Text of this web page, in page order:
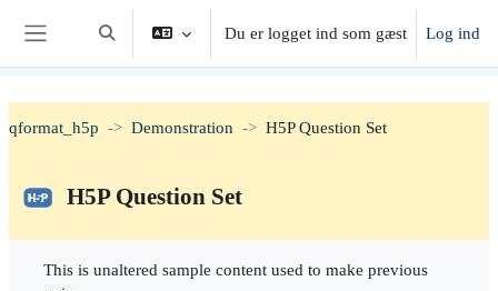
Gå til hovedindhold
Skift søgeindput
Du er logget ind som gæst Log ind
qformat_h5p Demonstration H5P Question Set
H5P Question Set
This is unaltered sample content used to make previous